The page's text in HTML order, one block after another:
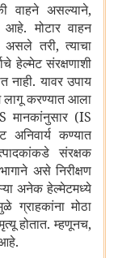
वाहने असल्याने,
आहे. मोटार वाहन
असले तरी,त्याचा
हेल्मेट संरक्षणाशी
नाही. यावर उपाय
करण्यात आला
मानकांनुसार (IS
अनिवार्य कण्यात
संरक्षक
असे निरीक्षण
अनेक हेल्मेटमध्ये
ग्राहकांना मोठा
होतात. म्हणूनच,